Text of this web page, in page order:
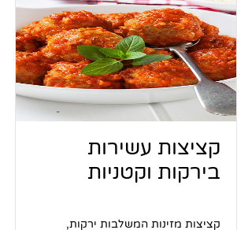
קציצות עשירות
בירקות וקטניות
קציצות מזינות המשלבות ירקות,